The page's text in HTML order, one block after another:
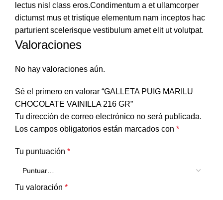
lectus nisl class eros.Condimentum a et ullamcorper
dictumst mus et tristique elementum nam inceptos hac
parturient scelerisque vestibulum amet elit ut volutpat.
Valoraciones
No hay valoraciones aún.
Sé el primero en valorar “GALLETA PUIG MARILU
CHOCOLATE VAINILLA 216 GR”
Tu dirección de correo electrónico no será publicada.
Los campos obligatorios están marcados con *
Tu puntuación *
Tu valoración *